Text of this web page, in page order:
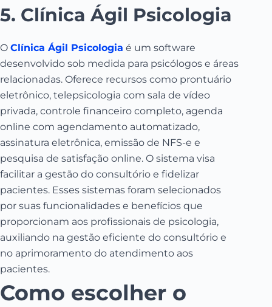
5. Clínica Ágil Psicologia
O Clínica Ágil Psicologia é um software
desenvolvido sob medida para psicólogos e áreas
relacionadas. Oferece recursos como prontuário
eletrônico, telepsicologia com sala de vídeo
privada, controle financeiro completo, agenda
online com agendamento automatizado,
assinatura eletrônica, emissão de NFS-e e
pesquisa de satisfação online. O sistema visa
facilitar a gestão do consultório e fidelizar
pacientes. Esses sistemas foram selecionados
por suas funcionalidades e benefícios que
proporcionam aos profissionais de psicologia,
auxiliando na gestão eficiente do consultório e
no aprimoramento do atendimento aos
pacientes.
Como escolher o